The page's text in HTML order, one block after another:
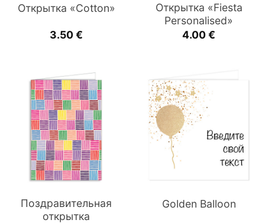
Открытка «Cotton»
3.50€
Открытка «Fiesta
Personalised»
4.00€
Поздравительная
открытка
Golden Balloon